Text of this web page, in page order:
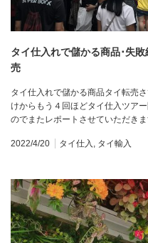
タイ仕入れで儲かる商品･失
売
タイ仕入れで儲かる商品タイ転売
けからもう４回ほどタイ仕入ツア
のでまたレポートさせていただき
2022/4/20 タイ仕入 , タイ輸入